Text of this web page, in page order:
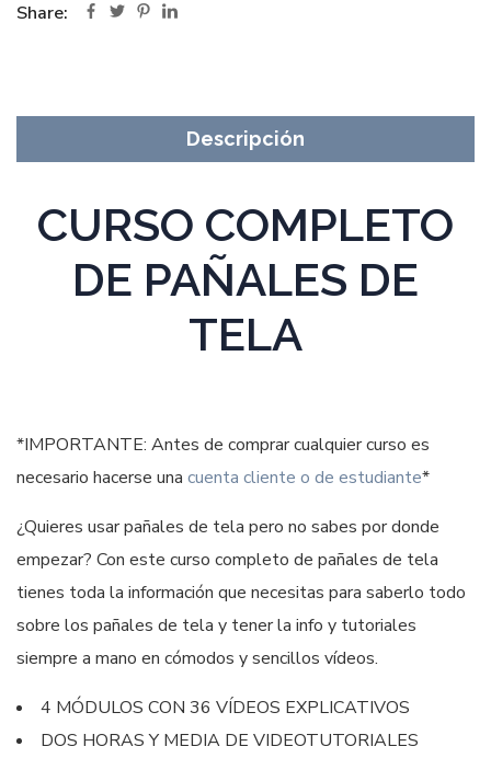
Share:
Descripción
CURSO COMPLETO
DE PAÑALES DE
TELA
*IMPORTANTE: Antes de comprar cualquier curso es
necesario hacerse una cuenta cliente o de estudiante*
¿Quieres usar pañales de tela pero no sabes por donde
empezar? Con este curso completo de pañales de tela
tienes toda la información que necesitas para saberlo todo
sobre los pañales de tela y tener la info y tutoriales
siempre a mano en cómodos y sencillos vídeos.
4 MÓDULOS CON 36 VÍDEOS EXPLICATIVOS
DOS HORAS Y MEDIA DE VIDEOTUTORIALES